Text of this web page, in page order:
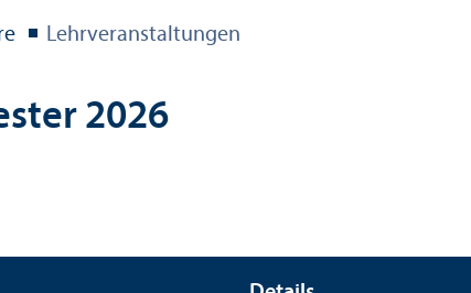
Lehr­veranstaltungen
2026